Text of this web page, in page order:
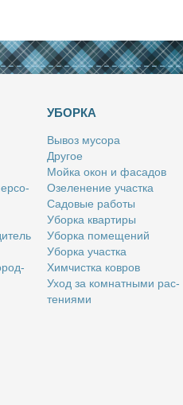
УБОРКА
Вы­воз му­со­ра
Дру­гое
Мой­ка окон и фа­са­дов
Озе­ле­не­ние участ­ка
Са­до­вые ра­бо­ты
Убор­ка квар­ти­ры
Убор­ка по­ме­ще­ний
Убор­ка участ­ка
Хим­чист­ка ков­ров
Уход за ком­нат­ны­ми рас­
те­ни­я­ми